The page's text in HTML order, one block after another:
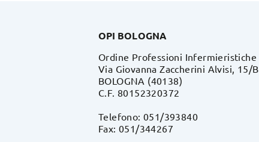
OPI BOLOGNA
Ordine Professioni Infermieristiche
Via Giovanna Zaccherini Alvisi, 15/B
BOLOGNA (40138)
C.F. 80152320372
Telefono: 051/393840
Fax: 051/344267